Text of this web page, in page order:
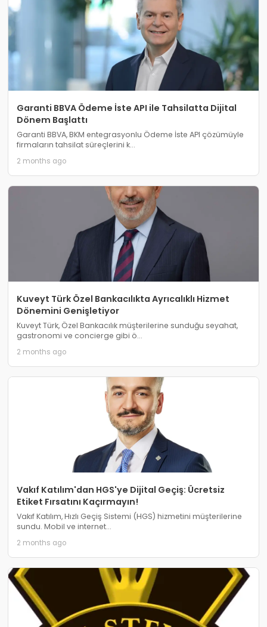
Garanti BBVA Ödeme İste API ile Tahsilatta Dijital
Dönem Başlattı
Garanti BBVA, BKM entegrasyonlu Ödeme İste API çözümüyle
firmaların tahsilat süreçlerini k...
2 months ago
Kuveyt Türk Özel Bankacılıkta Ayrıcalıklı Hizmet
Dönemini Genişletiyor
Kuveyt Türk, Özel Bankacılık müşterilerine sunduğu seyahat,
gastronomi ve concierge gibi ö...
2 months ago
Vakıf Katılım'dan HGS'ye Dijital Geçiş: Ücretsiz
Etiket Fırsatını Kaçırmayın!
Vakıf Katılım, Hızlı Geçiş Sistemi (HGS) hizmetini müşterilerine
sundu. Mobil ve internet...
2 months ago